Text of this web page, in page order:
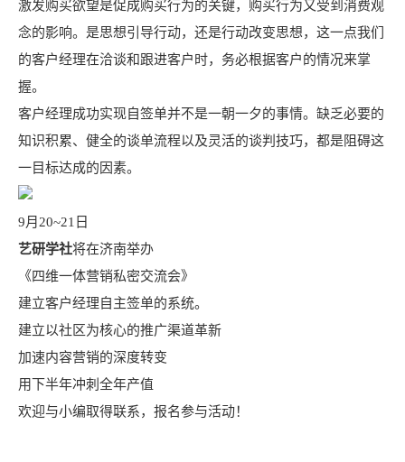
激发购买欲望是促成购买行为的关键，购买行为又受到消费观
念的影响。是思想引导行动，还是行动改变思想，这一点我们
的客户经理在洽谈和跟进客户时，务必根据客户的情况来掌
握。
客户经理成功实现自签单并不是一朝一夕的事情。缺乏必要的
知识积累、健全的谈单流程以及灵活的谈判技巧，都是阻碍这
一目标达成的因素。
9月20~21日
艺研学社将在济南举办
《四维一体营销私密交流会》
建立客户经理自主签单的系统。
建立以社区为核心的推广渠道革新
加速内容营销的深度转变
用下半年冲刺全年产值
欢迎与小编取得联系，报名参与活动！